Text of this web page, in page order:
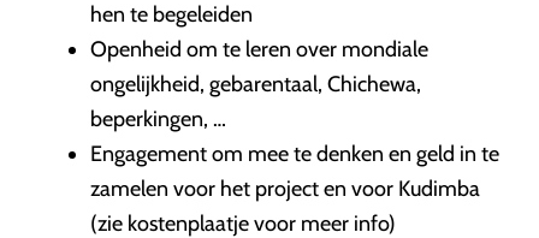
hen te begeleiden
Openheid om te leren over mondiale
ongelijkheid, gebarentaal, Chichewa,
beperkingen, …
Engagement om mee te denken en geld in te
zamelen voor het project en voor Kudimba
(zie kostenplaatje voor meer info)